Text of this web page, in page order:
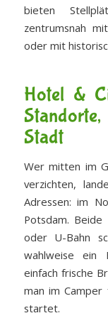
bieten
zentrumsnah
oder mit
Hotel &
Stadt
Wer mitten im
verzichten,
Adressen: im
Potsdam.
oder U-Bahn
wahlweise ein
einfach frische
man im
startet.